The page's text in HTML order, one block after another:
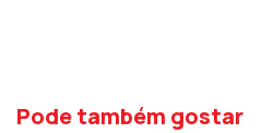
Pode também gostar